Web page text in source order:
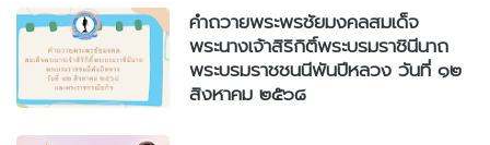
คำถวายพระพรชัยมงคลสมเด็จ
พระนางเจ้าสิริกิติ์พระบรมราชินีนาถ
พระบรมราชชนนีพันปีหลวง วันที่ ๑๒
สิงหาคม ๒๕๖๘